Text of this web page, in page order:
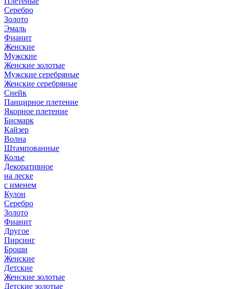
Серебро
Золото
Эмаль
Фианит
Женские
Мужские
Женские золотые
Мужские серебряные
Женские серебряные
Снейк
Панцирное плетение
Якорное плетение
Бисмарк
Кайзер
Волна
Штампованные
Колье
Декоративное
на леске
с именем
Кулон
Серебро
Золото
Фианит
Другое
Пирсинг
Броши
Женские
Детские
Женские золотые
Детские золотые